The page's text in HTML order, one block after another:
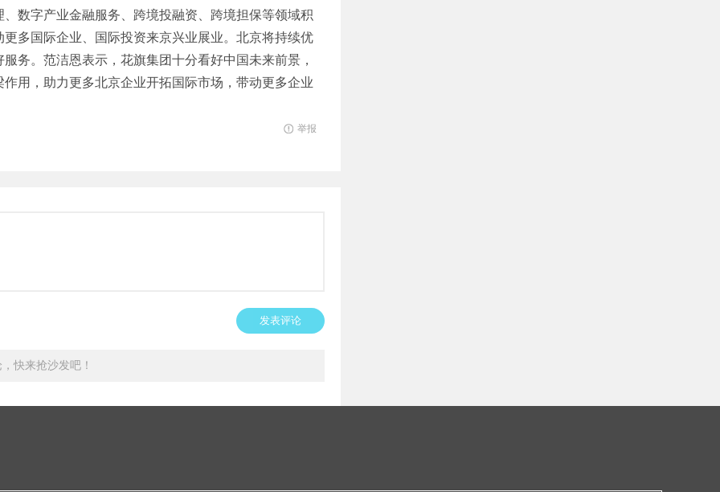
数字产业金融服务、跨境投融资、跨境担保等领域积
多国际企业、国际投资来京兴业展业。北京将持续优
务。范洁恩表示，花旗集团十分看好中国未来前景，
用，助力更多北京企业开拓国际市场，带动更多企业
举报
发表评论
快来抢沙发吧！